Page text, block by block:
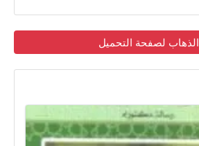
الذهاب لصفحة التحميل